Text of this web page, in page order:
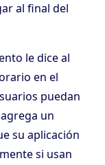
al final del
le dice al
en el
puedan
un
su aplicación
si usan